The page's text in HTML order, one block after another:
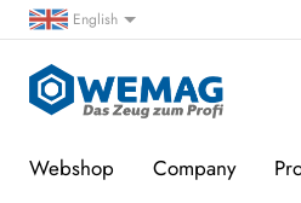
English
Webshop Company